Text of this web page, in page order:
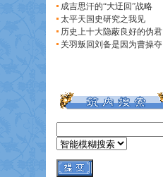
成吉思汗的“大迂回”战略
太平天国史研究之我见
历史上十大隐蔽良好的伪君
关羽叛回刘备是因为曹操夺